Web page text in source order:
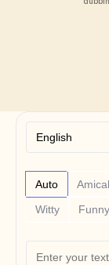
Auto
Witty
Funny
Free Tools
FAQs
Announcement
Partner Program
USECASES
Change
Sales Enablement
Product Marketing
Customer Success